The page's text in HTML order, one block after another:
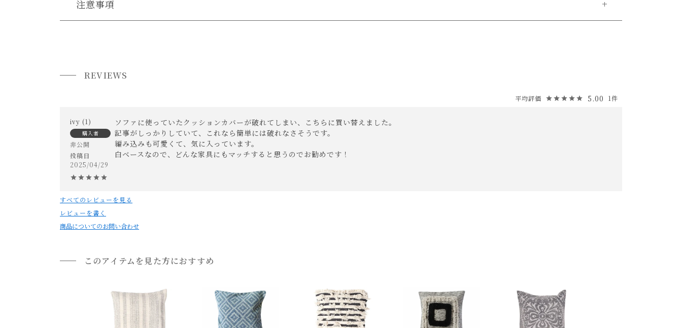
通常配送の場合、お品物は玄関前での引渡しとなります。
配送方法に関しては「お買い物ガイド(お届けについて)」をご確認下さい。
注意事項
・天然素材を使い手作りで生産されていますので、織りに隙間やほつれがあります。
特性上、抜けもありますが、生産工程上のものになりますので、予めご了承下さいませ。
・裏側に生産工程上のシミがある場合がございます。
・表記されている素材以外の繊維が混ざっている可能性がございます。
・お手入れは基本的に掃除機のバキュームで行ってください。
コーヒーなどの色付きの汚れ等は、中性洗剤をぬるま湯で希釈したものを布に含ませて叩く様に吸着させて、その後に乾いた布で叩いて乾燥させてください。
取れにくい汚れはこの作業を繰り返し行ってください。
この際、多少の色落ちが起こる可能性がございます。
・ファブリックに使用している染料が色落ちし、色移りする場合があります。強い摩擦は避けてください。
・お使いのPC画面等や光の環境によっては、掲載の画像と実際の商品とで色の見え方が異なることもございます。ご了承ください。
REVIEWS
5.00 1
ivy 1
購入者
非公開
投稿日
2025/04/29
ソファに使っていたクッションカバーが破れてしまい、こちらに買い替えました。
記事がしっかりしていて、これなら簡単には破れなさそうです。
編み込みも可愛くて、気に入っています。
白ベースなので、どんな家具にもマッチすると思うのでお勧めです！
すべてのレビューを見る
レビューを書く
商品についてのお問い合わせ
このアイテムを見た方におすすめ